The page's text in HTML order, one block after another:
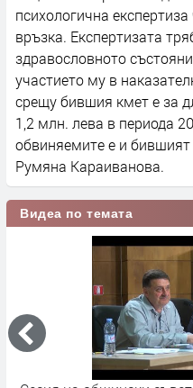
психологична
връзка. Експертизата
здравословното
участието му в
срещу бившия кмет е за
1,2 млн. лева в периода
обвиняемите е и
Румяна Караиванова.
Видеа по темата